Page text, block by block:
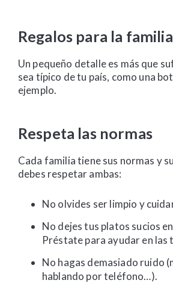
Regalos para la
Un pequeño detalle es más que
sea típico de tu país, como una
ejemplo.
Respeta las normas
Cada familia tiene sus normas y
debes respetar ambas:
No olvides ser limpio y
No dejes tus platos sucios
Préstate para ayudar en las
No hagas demasiado ruido
hablando por teléfono…).